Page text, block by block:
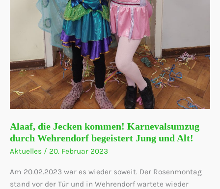
Alaaf, die Jecken kommen! Karnevalsumzug
durch Wehrendorf begeistert Jung und Alt!
Aktuelles / 20. Februar 2023
Am 20.02.2023 war es wieder soweit. Der Rosenmontag
stand vor der Tür und in Wehrendorf wartete wieder